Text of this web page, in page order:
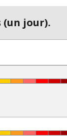
(un jour).